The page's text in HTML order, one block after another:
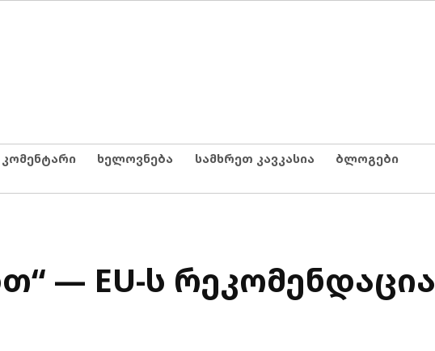
კომენტარი ხელოვნება სამხრეთ კავკასია ბლოგები
— EU-ს რეკომენდაცია